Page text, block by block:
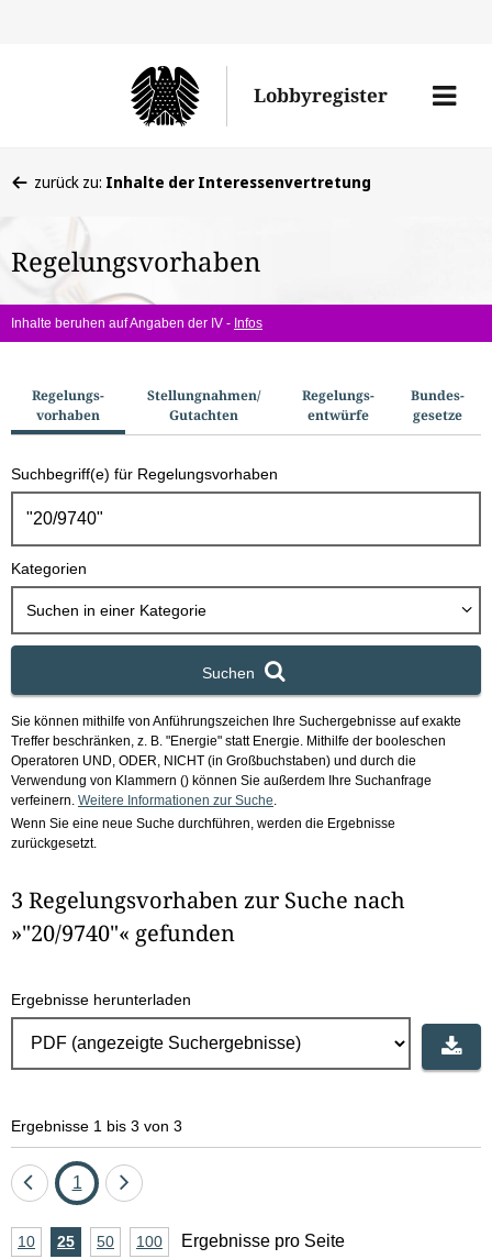
den
Lobbyregister
Menü
befinden
hier:
zurück zu: Inhalte der Interessenvertretung
Regelungsvorhaben
Inhalte beruhen auf Angaben der IV - Infos
u
c
h
o
Regelungs­
vorhaben
Stellungnahmen/​
Gutachten
Regelungs­
entwürfe
Bundes­
gesetze
Suchbegriff(e) für Regelungsvorhaben
Kategorien
Suchen in einer Kategorie
Suchen
Sie können mithilfe von Anführungszeichen Ihre Suchergebnisse auf exakte
Treffer beschränken, z. B. "Energie" statt Energie. Mithilfe der booleschen
Operatoren UND, ODER, NICHT (in Großbuchstaben) und durch die
Verwendung von Klammern () können Sie außerdem Ihre Suchanfrage
verfeinern. Weitere Informationen zur Suche
Wenn Sie eine neue Suche durchführen, werden die Ergebnisse
zurückgesetzt.
3 Regelungsvorhaben zur Suche nach
»"20/9740"« gefunden
Ergebnisse herunterladen
Ergebnisse 1 bis 3 von 3
Eine
zurück
Seite
1
Eine
vor
A10Ergebnisse
25Ergebnisse
50Ergebnisse
100Ergebnisse
Ergebnisse pro Seite